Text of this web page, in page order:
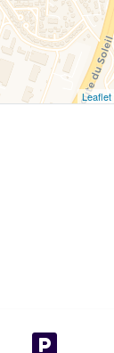
Leaflet